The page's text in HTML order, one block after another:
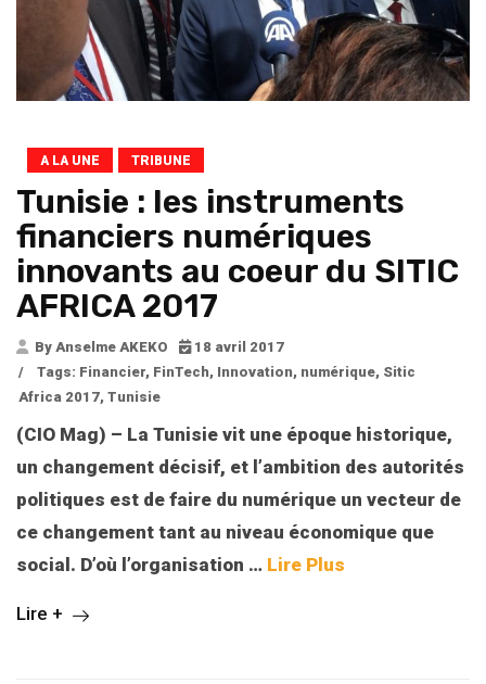
A LA UNE TRIBUNE
Tunisie : les instruments
financiers numériques
innovants au coeur du SITIC
AFRICA 2017
By Anselme AKEKO
18 avril 2017
/
Tags: Financier, FinTech, Innovation, numérique, Sitic
Africa 2017, Tunisie
(CIO Mag) – La Tunisie vit une époque historique,
un changement décisif, et l’ambition des autorités
politiques est de faire du numérique un vecteur de
ce changement tant au niveau économique que
social. D’où l’organisation … Lire Plus
Lire +